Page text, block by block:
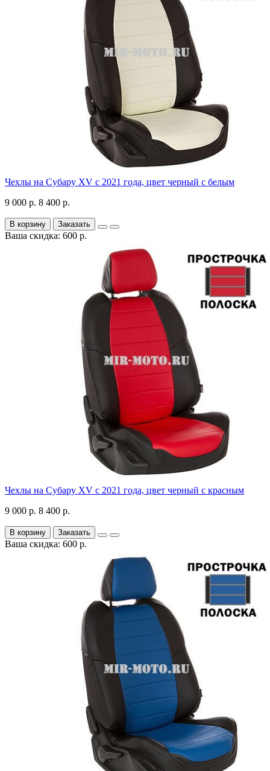
Чехлы на Субару XV с 2021 года, цвет черный с белым
9 000 р. 8 400 р.
В корзину Заказать
Ваша скидка: 600 р.
Чехлы на Субару XV с 2021 года, цвет черный с красным
9 000 р. 8 400 р.
В корзину Заказать
Ваша скидка: 600 р.